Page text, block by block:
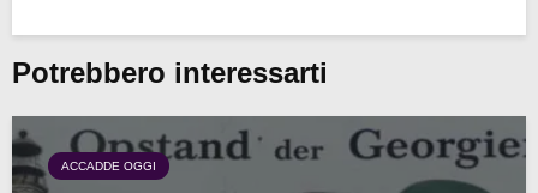
Potrebbero interessarti
ACCADDE OGGI